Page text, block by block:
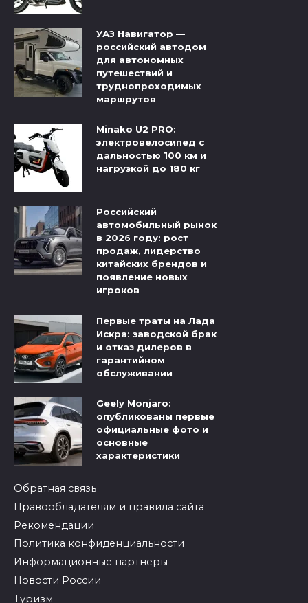
УАЗ Навигатор —
российский автодом
для автономных
путешествий и
труднопроходимых
маршрутов
Minako U2 PRO:
электровелосипед с
дальностью 100 км и
нагрузкой до 180 кг
Российский
автомобильный рынок
в 2026 году: рост
продаж, лидерство
китайских брендов и
появление новых
игроков
Первые траты на Лада
Искра: заводской брак
и отказ дилеров в
гарантийном
обслуживании
Geely Monjaro:
опубликованы первые
официальные фото и
основные
характеристики
Обратная связь
Правообладателям и правила сайта
Рекомендации
Политика конфиденциальности
Информационные партнеры
Новости России
Туризм